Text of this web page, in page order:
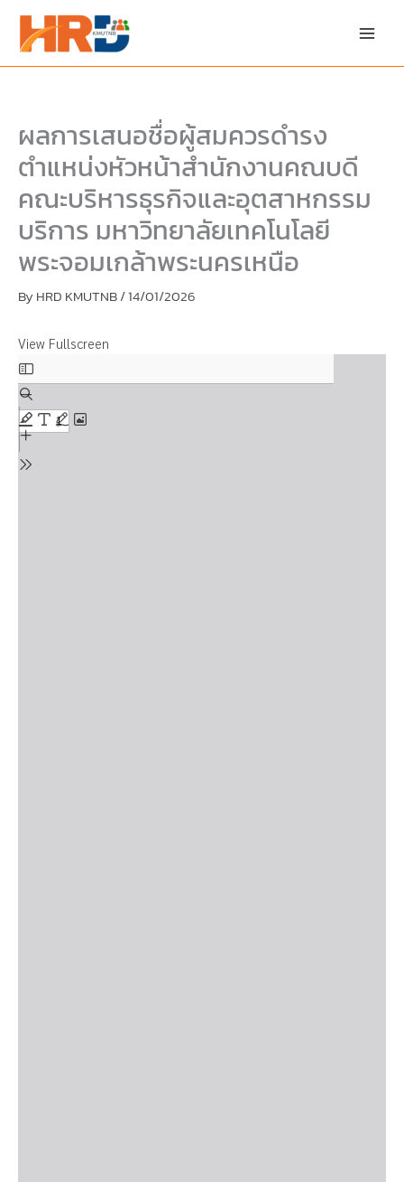
content
ผลการเสนอชื่อผู้สมควรดำรง
ตำแหน่งหัวหน้าสำนักงานคณบดี
คณะบริหารธุรกิจและอุตสาหกรรม
บริการ มหาวิทยาลัยเทคโนโลยี
พระจอมเกล้าพระนครเหนือ
By HRD KMUTNB/14/01/2026
View Fullscreen
PDF